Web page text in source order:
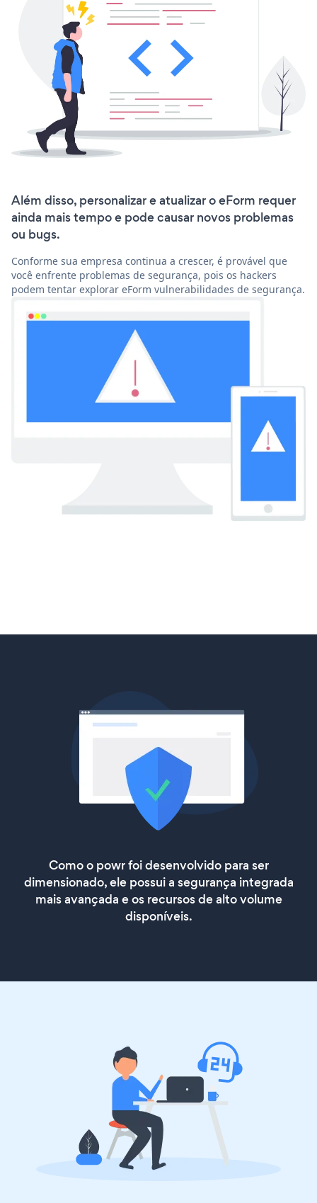
Além disso, personalizar e atualizar o eForm requer
ainda mais tempo e pode causar novos problemas
ou bugs.
Conforme sua empresa continua a crescer, é provável que
você enfrente problemas de segurança, pois os hackers
podem tentar explorar eForm vulnerabilidades de segurança.
Como o powr foi desenvolvido para ser
dimensionado, ele possui a segurança integrada
mais avançada e os recursos de alto volume
disponíveis.